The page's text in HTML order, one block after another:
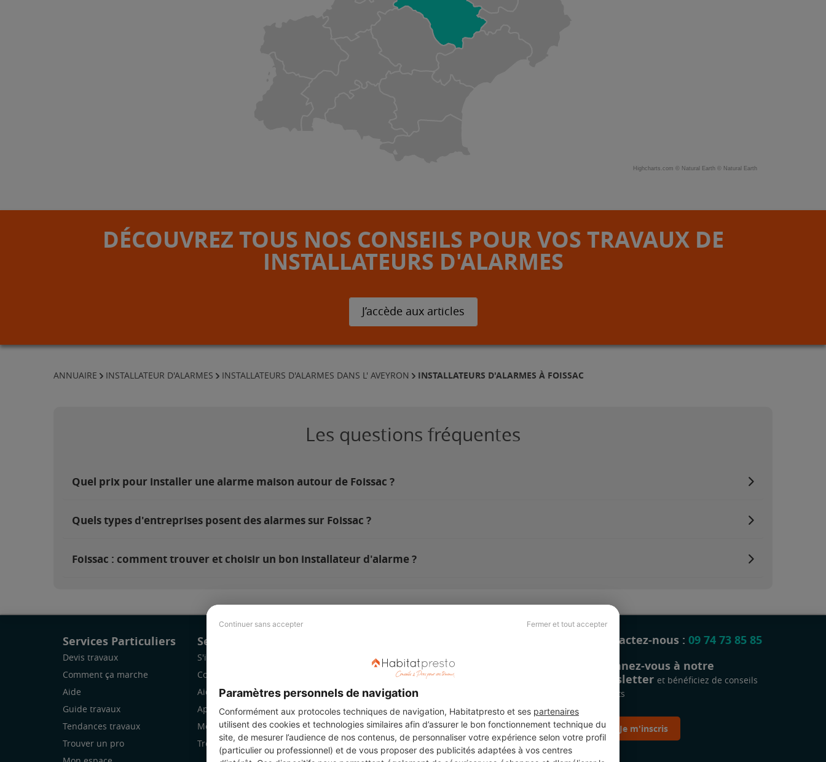
Continuer sans accepter Fermer et tout accepter
Paramètres personnels de navigation
Conformément aux protocoles techniques de navigation, Habitatpresto et ses partenaires
utilisent des cookies et technologies similaires afin d’assurer le bon fonctionnement technique du
site, de mesurer l’audience de nos contenus, de personnaliser votre expérience selon votre profil
(particulier ou professionnel) et de vous proposer des publicités adaptées à vos centres
Highcharts.com © Natural Earth © Natural Earth
DÉCOUVREZ TOUS NOS CONSEILS POUR VOS TRAVAUX DE
INSTALLATEURS D'ALARMES
J’accède aux articles
ANNUAIRE INSTALLATEUR D'ALARMES INSTALLATEURS D'ALARMES DANS L' AVEYRON INSTALLATEURS D'ALARMES À FOISSAC
Les questions fréquentes
Quel prix pour installer une alarme maison autour de Foissac ?
Quels types d'entreprises posent des alarmes sur Foissac ?
Foissac : comment trouver et choisir un bon installateur d'alarme ?
Services Particuliers
Devis travaux
Comment ça marche
Aide
Guide travaux
Tendances travaux
Trouver un pro
Services Pro
S'inscrire
Comment ça marche
Aide
Application Mobile
Mon espace
Trouver des chantiers
Revue de presse
Légal
Charte cookies
Contactez-nous : 09 74 73 85 85
Abonnez-vous à notre
newsletter et bénéficiez de conseils
gratuits
Je m'inscris